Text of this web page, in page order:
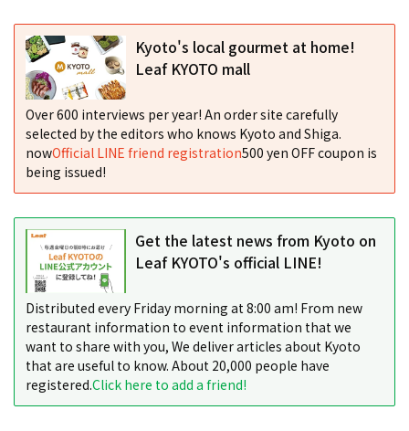
Kyoto's local gourmet at home!
Leaf KYOTO mall
Over 600 interviews per year! An order site carefully
selected by the editors who knows Kyoto and Shiga.
nowOfficial LINE friend registration500 yen OFF coupon is
being issued!
Get the latest news from Kyoto on
Leaf KYOTO's official LINE!
Distributed every Friday morning at 8:00 am! From new
restaurant information to event information that we
want to share with you, We deliver articles about Kyoto
that are useful to know. About 20,000 people have
registered.Click here to add a friend!